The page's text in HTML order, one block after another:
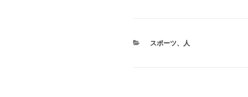
カ
スポーツ、 人